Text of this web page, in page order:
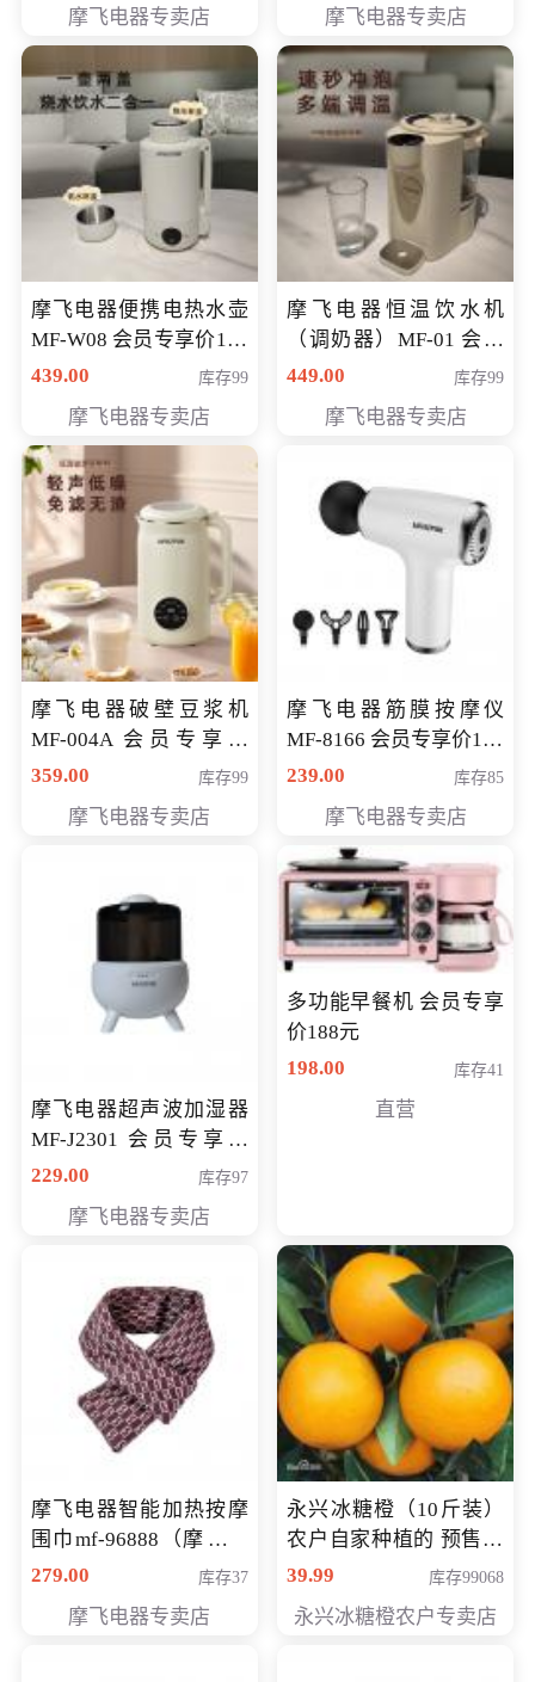
摩飞电器专卖店 摩飞电器专卖店
摩飞电器便携电热水壶
MF-W08 会员专享价198
元
439.00 库存99
摩飞电器专卖店
摩飞电器恒温饮水机
（调奶器）MF-01 会员
专享价366元
449.00 库存99
摩飞电器专卖店
摩飞电器破壁豆浆机
MF-004A 会员专享价
168元
359.00 库存99
摩飞电器专卖店
摩飞电器筋膜按摩仪
MF-8166 会员专享价168
元
239.00 库存85
摩飞电器专卖店
摩飞电器超声波加湿器
MF-J2301 会员专享价
168元
229.00 库存97
摩飞电器专卖店
多功能早餐机 会员专享
价188元
198.00
库存41
直营
摩飞电器智能加热按摩
围巾mf-96888（摩飞电
器智能加热按摩围脖mf-
279.00 库存37
摩飞电器专卖店
永兴冰糖橙（10斤装）
农户自家种植的 预售10
万斤 会员包邮专享价
39.99 库存99068
永兴冰糖橙农户专卖店